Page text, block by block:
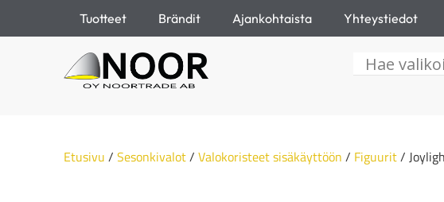
Tuotteet Brändit Ajankohtaista Yhteystiedot
Etusivu / Sesonkivalot/ Valokoristeet sisäkäyttöön / Figuurit/